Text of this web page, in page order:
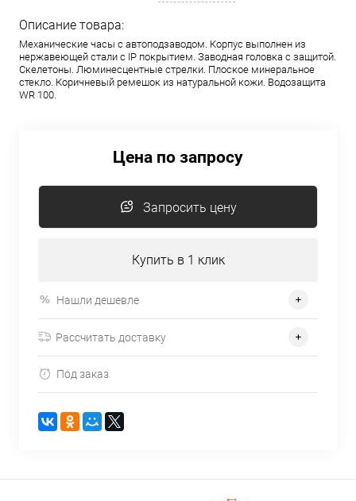
Описание товара:
Механические часы с автоподзаводом. Корпус выполнен из
нержавеющей стали с IP покрытием. Заводная головка с защитой.
Скелетоны. Люминесцентные стрелки. Плоское минеральное
стекло. Коричневый ремешок из натуральной кожи. Водозащита
WR 100.
Цена по запросу
Запросить цену
Купить в 1 клик
Нашли дешевле
Рассчитать доставку
Под заказ